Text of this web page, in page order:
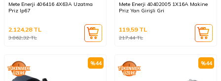
Mete Enerji 406416 4X63A Uzatma
Priz Ip67
3.862,32TL
2.124,28TL
Mete Enerji 40402005 1X16A Makine
Priz Yan Girişli Gri
217,44TL
119,59TL
%44 %44